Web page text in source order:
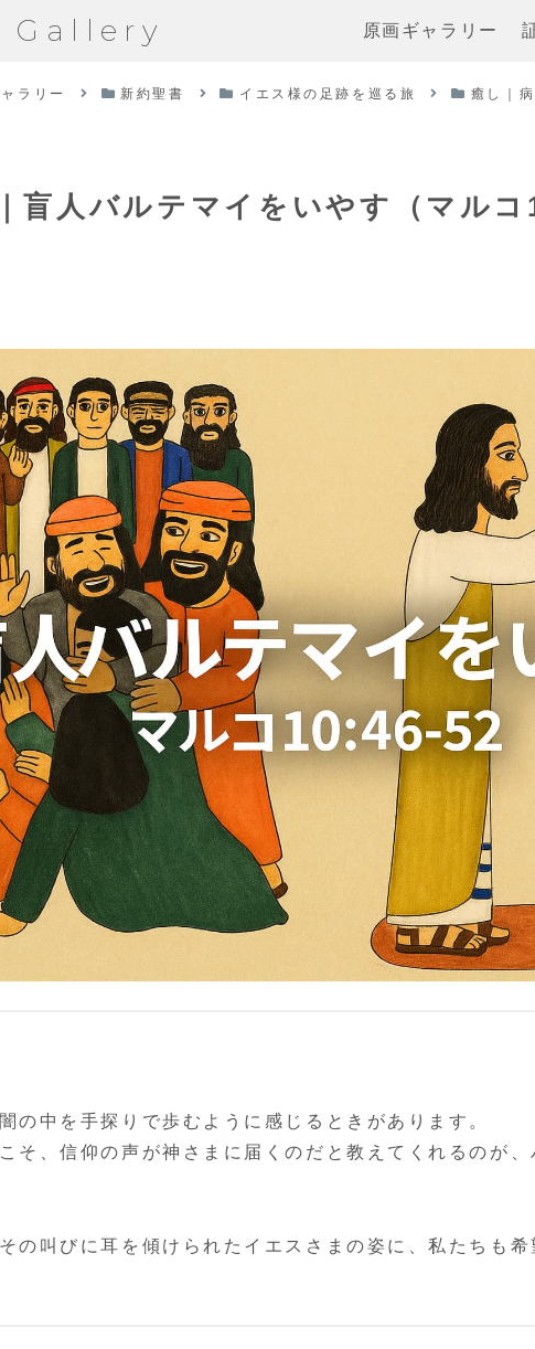
Gallery 原画ギャラリー
ラリー 新約聖書 イエス様の足跡を巡る旅 癒し｜
盲人バルテマイをいやす（マル
の中を手探りで歩むように感じるときがあります。
そ、信仰の声が神さまに届くのだと教えてくれるのが
の叫びに耳を傾けられたイエスさまの姿に、私たちも希